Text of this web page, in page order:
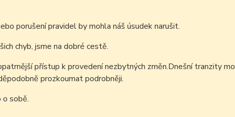
porušení pravidel by mohla náš úsudek narušit.
chyb, jsme na dobré cestě.
přístup k provedení nezbytných změn.Dnešní tranzity
prozkoumat podrobněji.
o sobě.